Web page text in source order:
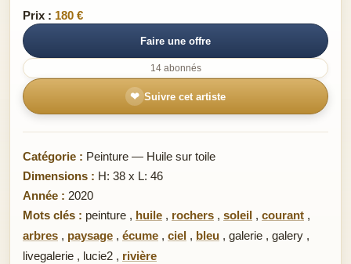
Prix : 180 €
Faire une offre
14 abonnés
❤ Suivre cet artiste
Catégorie : Peinture — Huile sur toile
Dimensions : H: 38 x L: 46
Année : 2020
Mots clés : peinture , huile , rochers , soleil , courant ,
arbres , paysage , écume , ciel , bleu , galerie , galery ,
livegalerie , lucie2 , rivière